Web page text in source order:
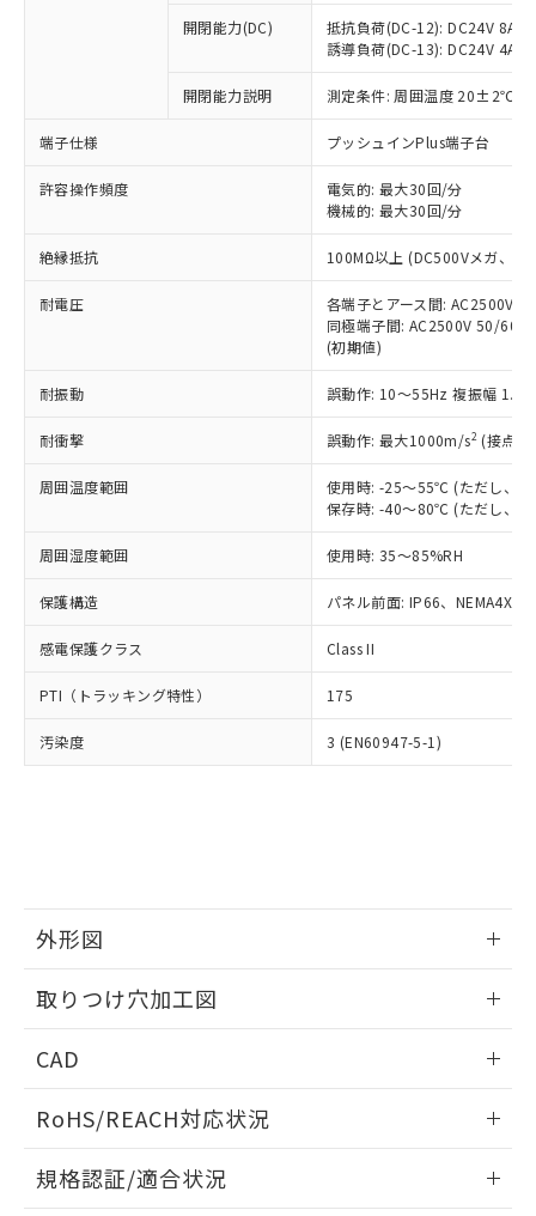
開閉能力(DC)
抵抗負荷(DC-12): DC24V 8A/
誘導負荷(DC-13): DC24V 4A/
開閉能力説明 測定条件: 周囲温度 20±2℃、
端子仕様 プッシュインPlus端子台
許容操作頻度
電気的: 最大30回/分
機械的: 最大30回/分
絶縁抵抗 100MΩ以上 (DC500Vメガ、点
耐電圧
各端子とアース間: AC2500V
同極端子間: AC2500V 50/
(初期値)
耐振動 誤動作: 10～55Hz 複振幅
耐衝撃 誤動作: 最大1000m/s2 (接点
周囲温度範囲
使用時: -25～55℃ (ただし、氷
保存時: -40～80℃ (ただし、氷
周囲湿度範囲 使用時: 35～85%RH
保護構造 パネル前面: IP66、NEMA4X,
感電保護クラス Class II
PTI（トラッキング特性） 175
汚染度 3 (EN60947-5-1)
外形図
取りつけ穴加工図
CAD
ドすることができます。
ログイン/会員登録
RoHS/REACH対応状況
規格認証/適合状況
ことをご了承ください。
在庫状況および標準価格照会結果は、
記載している更新日時点での社内デー
タに基づき作成されるものであり、閲
覧された時点での実際の在庫および標
準価格とは異なる場合があることをご
正式な納期状況および標準価格はお客
様のお取引先、またはお客様担当のオ
ムロン制御機器販売店・当社販売員に
オムロン制御機器販売店や当社販売拠
販売ネットワーク
」をご確認
在庫状況および標準価格結果を当社の
事前の承諾なく第三者に漏洩または開
示しないようお願いします。
マイパーツ機能（部品リスト作成サー
ビス）をご利用いただくには、I-Web
メンバーズにご登録されている必要が
お客様が当ウェブサイト上で当社にご
登録された部品リストについて、当社
および当社の共同利用者が、当社の製
品・サービスに関するお客様との取
引・商談に必要な範囲で利用すること
※当社の共同利用者とは、"個人情報
の「1.共同利
用者の範囲」に記載されている法人を
いたものが、含有品と判明した場合などや
むを得ず変更することがあります。
*EU RoHS指令（10物質）：
鉛(Pb) 1000ppm以下、 水銀(Hg) 1000ppm以下、 カド
六価クロム(Cr(Ⅵ)) 1000ppm以下、ポリ臭化ビフェニル
類(PBB) 1000ppm以下、ポリ臭化ジフェニルエーテル類
(PBDE) 1000ppm以下、フタル酸ビス(2-エチルヘキシ
ル) (DEHP)(別名：DOP) 1000ppm以下、フタル酸ブチ
ルベンジル（BBP） 1000ppm以下、フタル酸ジブチル
（DBP） 1000ppm以下、フタル酸ジイソブチル
(DIBP) 1000ppm以下
但し、RoHS指令で産業用監視および制御機器に対する
フタル酸エステル類の４物質については閾値を超える意
図的な使用がないことを確認しています。
部品在庫の切り替え状況などにより、予定
月が前後することがあります。
※3 非含有証明書ダウンロード
下記の非含有証明書をダウンロードするこ
とができます。
EU RoHS指令（10物質）の非含有証明書
51物質の非含有証明書（当社基準）
※本証明書は発行日時点で非含有を証明す
るもので、過去に遡って非含有を証明する
していることから、特段のことがない限
り、2022年1月12日より割愛しておりま
す。
基準値を超えていることを示します。
「－」：未確認です。当社販売部門へお問
ム) : 100ppm、
Cr(Ⅵ)(六価クロム) : 1000ppm、 PBBs(ポリ臭化ビフェ
ニル類) : 1000ppm、 PBDEs(ポリ臭化ジフェニルエーテ
ル類) : 1000ppm、
DBP(フタル酸ジブチル) : 1000ppm、 DIBP(フタル酸ジ
イソブチル) : 1000ppm、 BBP(フタル酸ブチルベンジ
ル) : 1000ppm、
DEHP(フタル酸ビス(2-エチルヘキシル)) : 1000ppm
「ｅ」：有害物質（10物質）のすべてが基
準値以下であることを示します。
「10」：通常の使用状況下において有害物
質が外部に漏えいし、環境に深刻な影響を
及ぼさない年数を意味します。
「－」：未確認です。当社販売部門へお問
い合わせください。
当社は、これら貴社製品のうち、外国
為替および外国貿易法に定める商品
（以下｢規制貨物等」という）を輸出
または国外への提供する場合は、日本
国政府の輸出許可(または役務取引許
可)を取得するなどの必要な手続きを
当社は規制貨物を破棄する場合は、完
全に破砕するなど、違法に輸出されな
いよう必要な手段を講じます。
当社は貴社製品を、核兵器、ミサイ
ル、化学兵器、生物兵器またはその他
武器並びにこれらの製造装置等に一切
当社は、貴社製品を第三者に販売する
場合は、上記1、2および3の内容を当
該第三者に通知します。また当社は、
販売先および販売に係わる関係者が違
法に輸出するおそれがある場合は、取
り引きをいたしません。
キャンセル
説明
○ 一定数以上の在庫あり
一定数には満たないが在庫あり
在庫なし(最新の在庫状況につ
いては、お客様のお取引先、ま
たはお客様担当のオムロン制御
機器販売店・当社販売員にご確
白
受注生産機種、また在庫状況の
情報を公開していない機種